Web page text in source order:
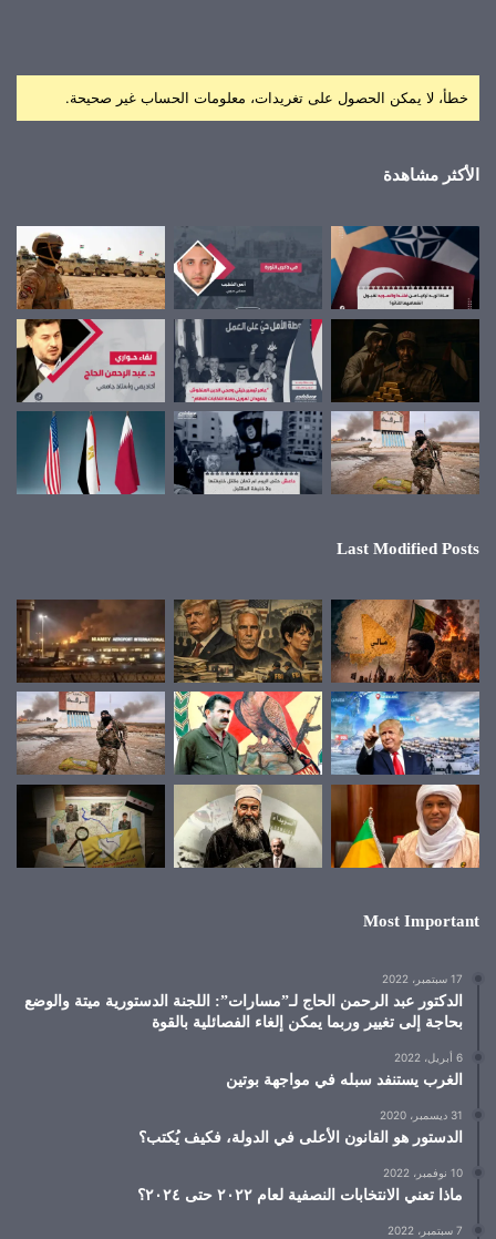
خطأ، لا يمكن الحصول على تغريدات، معلومات الحساب غير صحيحة.
الأكثر مشاهدة
Last Modified Posts
Most Important
17 سبتمبر، 2022
الدكتور عبد الرحمن الحاج لـ”مسارات”: اللجنة الدستورية ميتة والوضع
بحاجة إلى تغيير وربما يمكن إلغاء الفصائلية بالقوة
6 أبريل، 2022
الغرب يستنفد سبله في مواجهة بوتين
31 ديسمبر، 2020
الدستور هو القانون الأعلى في الدولة، فكيف يُكتب؟
10 نوفمبر، 2022
ماذا تعني الانتخابات النصفية لعام ٢٠٢٢ حتى ٢٠٢٤؟
7 سبتمبر، 2022